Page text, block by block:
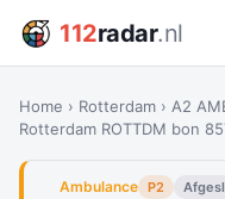
112radar.nl
Home › Rotterdam › A2
Rotterdam ROTTDM bon
Ambulance P2